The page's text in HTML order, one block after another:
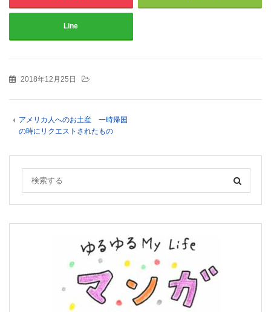
Line
2018年12月25日
アメリカ人へのお土産 一時帰国
の時にリクエストされたもの